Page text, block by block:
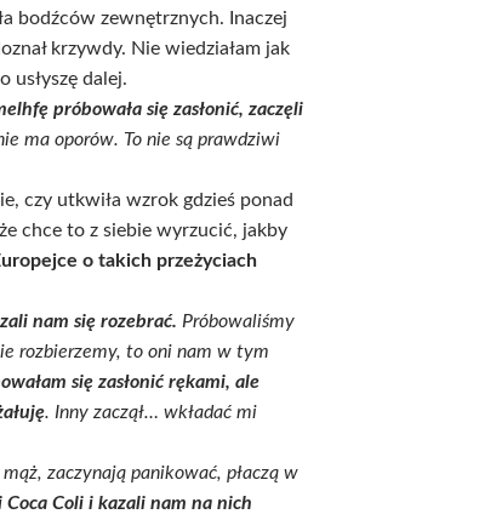
bodźców zewnętrznych. Inaczej
krzywdy. Nie wiedziałam jak
usłyszę dalej.
próbowała się zasłonić, zaczęli
ma oporów. To nie są prawdziwi
czy utkwiła wzrok gdzieś ponad
chce to z siebie wyrzucić, jakby
o takich przeżyciach
nam się rozebrać. Próbowaliśmy
rozbierzemy, to oni nam w tym
się zasłonić rękami, ale
. Inny zaczął… wkładać mi
zaczynają panikować, płaczą w
Coli i kazali nam na nich